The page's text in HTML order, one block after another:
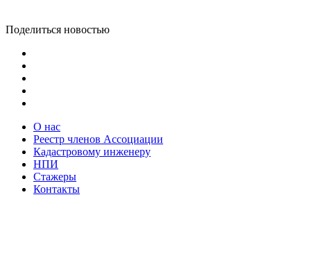
Поделиться новостью
О нас
Реестр членов Ассоциации
Кадастровому инженеру
НПИ
Стажеры
Контакты